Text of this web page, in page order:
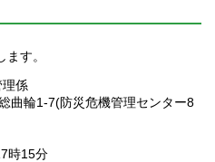
す。
係
曲輪1-7(防災危機管理センター8
時15分